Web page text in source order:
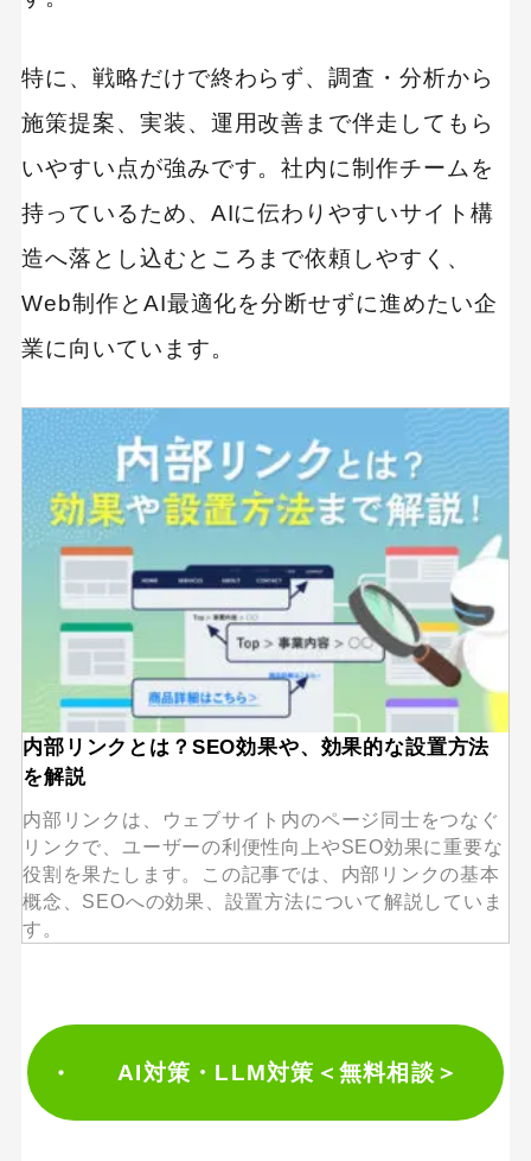
特に、戦略だけで終わらず、調査・分析から
施策提案、実装、運用改善まで伴走してもら
いやすい点が強みです。社内に制作チームを
持っているため、AIに伝わりやすいサイト構
造へ落とし込むところまで依頼しやすく、
Web制作とAI最適化を分断せずに進めたい企
業に向いています。
内部リンクとは？SEO効果や、効果的な設置方法
を解説
内部リンクは、ウェブサイト内のページ同士をつなぐ
リンクで、ユーザーの利便性向上やSEO効果に重要な
役割を果たします。この記事では、内部リンクの基本
概念、SEOへの効果、設置方法について解説していま
す。
AI対策・LLM対策＜無料相談＞